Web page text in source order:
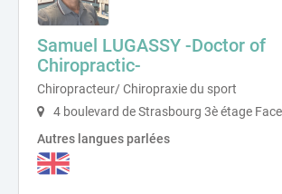
Samuel LUGASSY -Doctor of
Chiropractic-
Chiropracteur/ Chiropraxie du sport
4 boulevard de Strasbourg 3è étage
Autres langues parlées